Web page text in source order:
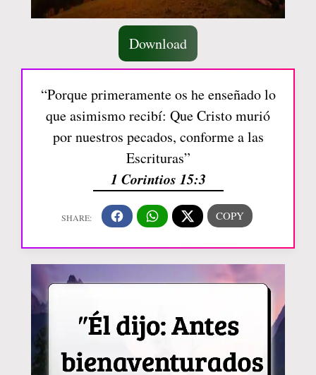
Download
“Porque primeramente os he enseñado lo
que asimismo recibí: Que Cristo murió
por nuestros pecados, conforme a las
Escrituras”
1 Corintios 15:3